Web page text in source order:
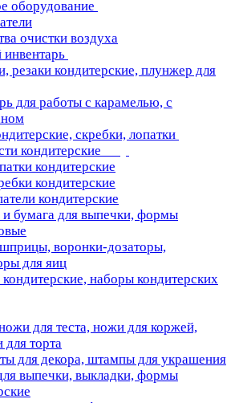
оборудование
очистки воздуха
резаки кондитерские, плунжер для
для работы с карамелью, с
скребки, лопатки
кондитерские
кондитерские
кондитерские
кондитерские
и бумага для выпечки, формы
воронки-дозаторы,
для яиц
наборы кондитерских
для теста, ножи для коржей,
для торта
для декора, штампы для украшения
выпечки, выкладки, формы